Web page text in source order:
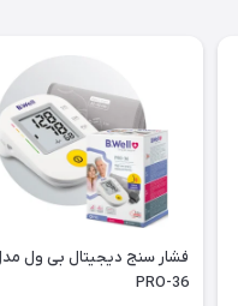
فشار سنج دیجیتال بی ول
PRO-36